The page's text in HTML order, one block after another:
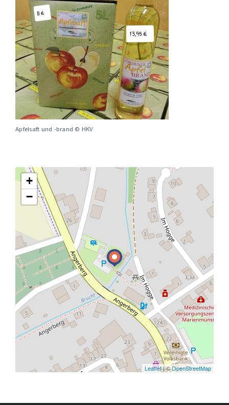
Apfelsaft und -brand © HKV
+
−
Leaflet| ©OpenStreetMap